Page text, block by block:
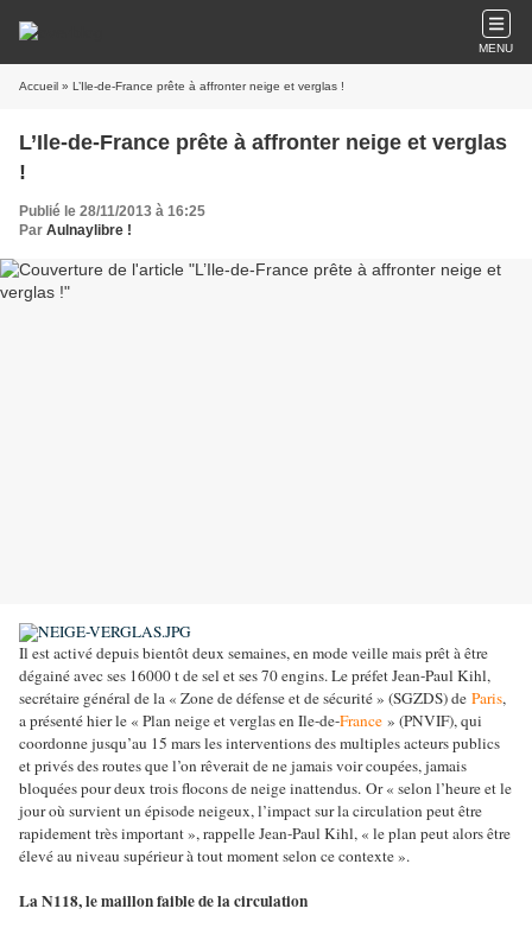
MENU
Accueil » L’Ile-de-France prête à affronter neige et verglas !
L’Ile-de-France prête à affronter neige et verglas
!
Publié le 28/11/2013 à 16:25
Par Aulnaylibre !
Il est activé depuis bientôt deux semaines, en mode veille mais prêt à être
dégainé avec ses 16000 t de sel et ses 70 engins. Le préfet Jean-Paul Kihl,
secrétaire général de la « Zone de défense et de sécurité » (SGZDS) de Paris,
a présenté hier le « Plan neige et verglas en Ile-de-France » (PNVIF), qui
coordonne jusqu’au 15 mars les interventions des multiples acteurs publics
et privés des routes que l’on rêverait de ne jamais voir coupées, jamais
bloquées pour deux trois flocons de neige inattendus. Or « selon l’heure et le
jour où survient un épisode neigeux, l’impact sur la circulation peut être
rapidement très important », rappelle Jean-Paul Kihl, « le plan peut alors être
élevé au niveau supérieur à tout moment selon ce contexte ».
La N118, le maillon faible de la circulation